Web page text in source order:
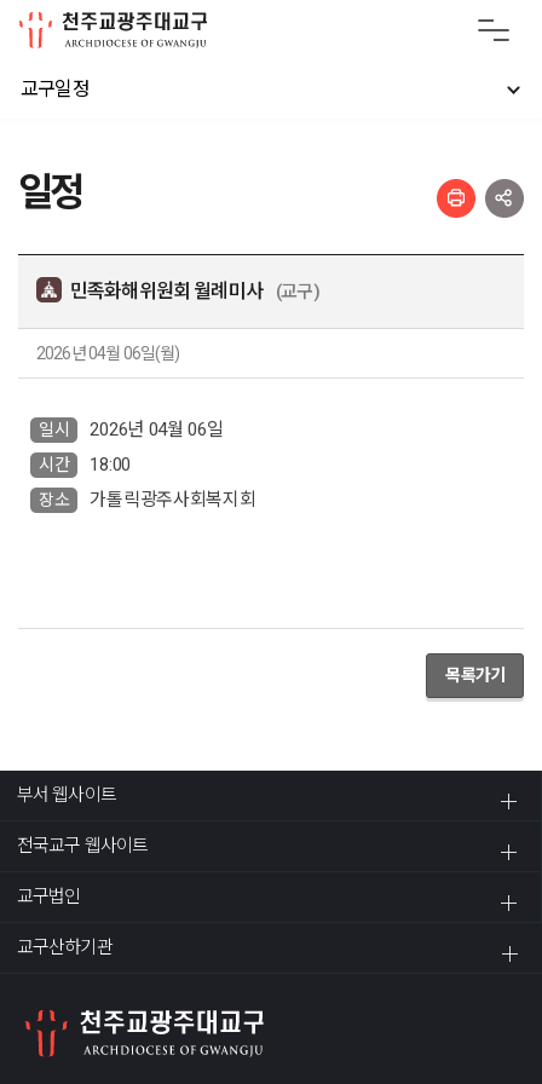
교구일정
일정
민족화해위원회 월례미사 (교구)
2026년 04월 06일(월)
일시 2026년 04월 06일
시간 18:00
장소 가톨릭광주사회복지회
목록가기
부서 웹사이트
전국교구 웹사이트
교구법인
교구산하기관